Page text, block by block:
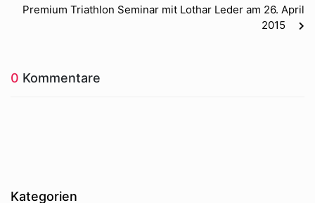
Premium Triathlon Seminar mit Lothar Leder am 26. April
2015
0 Kommentare
Kategorien